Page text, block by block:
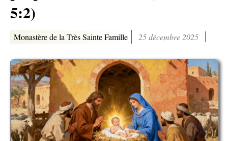
5:2)
Monastère de la Très Sainte Famille 25 décembre 2025